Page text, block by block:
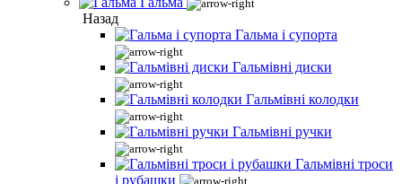
Назад
Гальма і супорта
Гальмівні диски
Гальмівні колодки
Гальмівні ручки
Гальмівні троси
і рубашки